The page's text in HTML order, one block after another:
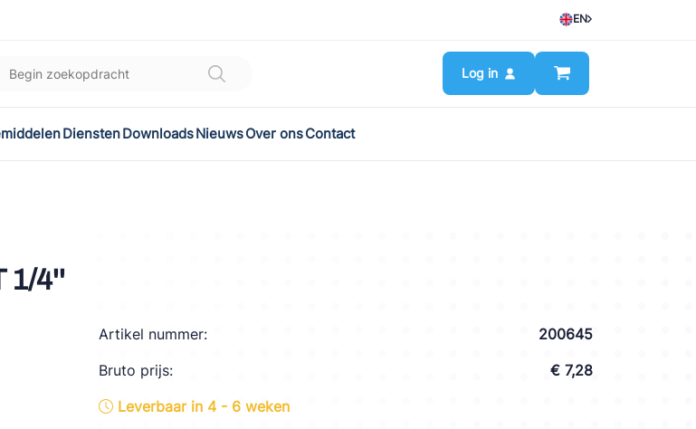
EN
Log in
DienstenDownloadsNieuwsOver onsContact
1/4''
Artikel nummer:
200645
Bruto prijs:
€ 7,28
Leverbaar in 4 - 6 weken